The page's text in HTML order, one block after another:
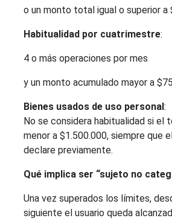
o un monto total igual o superior a
Habitualidad por cuatrimestre:
4 o más operaciones por mes
y un monto acumulado mayor a
Bienes usados de uso personal:
No se considera habitualidad si el
menor a $1.500.000, siempre que
declare previamente.
Qué implica ser “sujeto no
Una vez superados los límites,
siguiente el usuario queda